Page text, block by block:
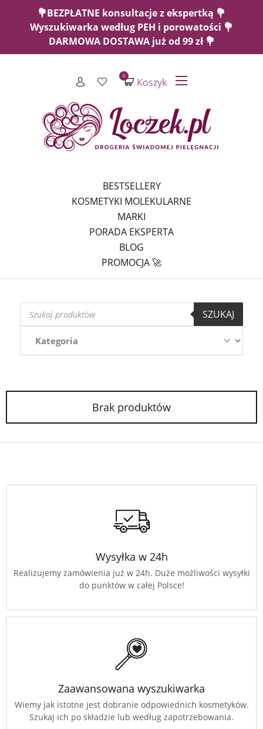
💐BEZPŁATNE konsultacje z ekspertką 💐
Wyszukiwarka według PEH i porowatości 💐
DARMOWA DOSTAWA już od 99 zł 💐
Koszyk
0
BESTSELLERY
KOSMETYKI MOLEKULARNE
MARKI
PORADA EKSPERTA
BLOG
PROMOCJA 🚀
Wyszukiwarka
produktów
SZUKAJ
Brak produktów
Wysyłka w 24h
Realizujemy zamówienia już w 24h. Duże możliwości wysyłki
do punktów w całej Polsce!
Zaawansowana wyszukiwarka
Wiemy jak istotne jest dobranie odpowiednich kosmetyków.
Szukaj ich po składzie lub według zapotrzebowania.